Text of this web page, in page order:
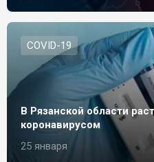
СOVID-19
В Рязанской области
коронавирусом
25 января